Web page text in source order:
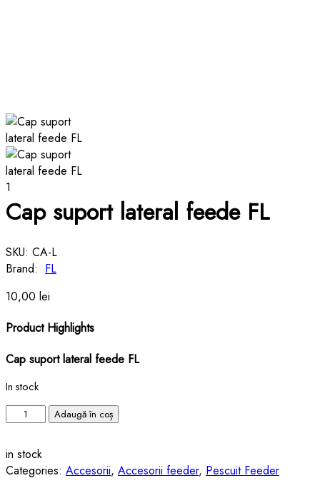
Cap suport lateral feede FL
SKU: CA-L
Brand: FL
10,00 lei
Product Highlights
Cap suport lateral feede FL
In stock
Adaugă în coș
in stock
Categories: Accesorii, Accesorii feeder, Pescuit Feeder